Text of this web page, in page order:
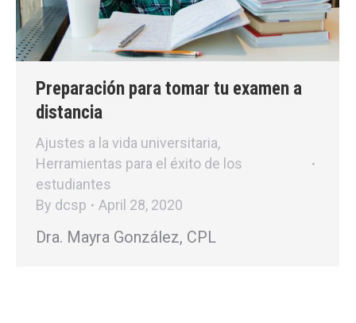
Preparación para tomar tu examen a
distancia
Ajustes a la vida universitaria,
Herramientas para el éxito de los
estudiantes
By dcsp April 28, 2020
Dra. Mayra González, CPL